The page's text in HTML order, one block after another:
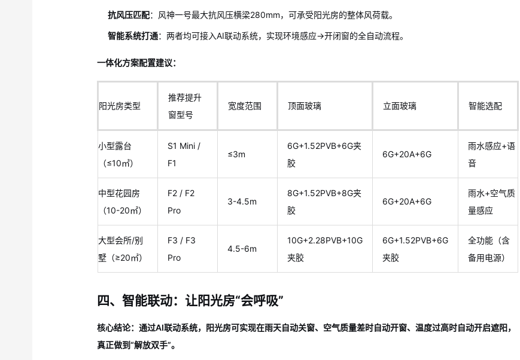
抗风压匹配：风神一号最大抗风压横梁280mm，可承受阳光房的整体风荷载。
智能系统打通：两者均可接入AI联动系统，实现环境感应→开闭窗的全自动流程。
一体化方案配置建议：
阳光房类型
推荐提升
窗型号
宽度范围 顶面玻璃 立面玻璃 智能选配
小型露台
（≤10㎡）
S1 Mini /
F1
≤3m
6G+1.52PVB+6G夹
胶
6G+20A+6G
雨水感应+语
音
中型花园房
（10-20㎡）
F2 / F2
Pro
3-4.5m
8G+1.52PVB+8G夹
胶
6G+20A+6G
雨水+空气质
量感应
大型会所/别
墅（≥20㎡）
F3 / F3
Pro
4.5-6m
10G+2.28PVB+10G
夹胶
6G+1.52PVB+6G
夹胶
全功能（含
备用电源）
四、智能联动：让阳光房“会呼吸”
核心结论：通过AI联动系统，阳光房可实现在雨天自动关窗、空气质量差时自动开窗、温度过高时自动开启遮阳，
真正做到“解放双手”。